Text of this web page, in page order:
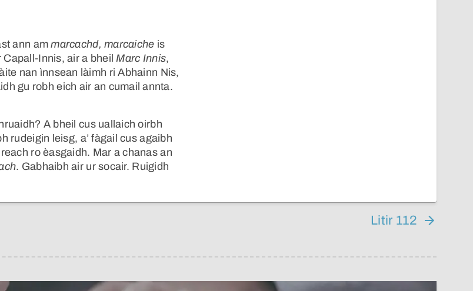
ann ammarcachd, marcaiche is
Capall-Innis, air a bheilMarc Innis,
nan ìnnsean làimh ri Abhainn Nis,
gu robh eich air an cumail annta.
A bheil cus uallaich oirbh
rudeigin leisg, a’ fàgail cus agaibh
ro èasgaidh. Mar a chanas an
. Gabhaibh air ur socair. Ruigidh
Litir 112